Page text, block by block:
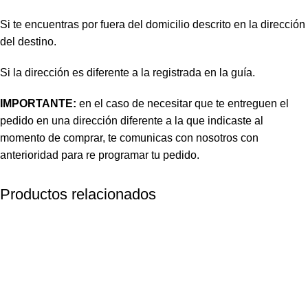
Si te encuentras por fuera del domicilio descrito en la dirección
del destino.
Si la dirección es diferente a la registrada en la guía.
IMPORTANTE: en el caso de necesitar que te entreguen el
pedido en una dirección diferente a la que indicaste al
momento de comprar, te comunicas con nosotros con
anterioridad para re programar tu pedido.
Productos relacionados